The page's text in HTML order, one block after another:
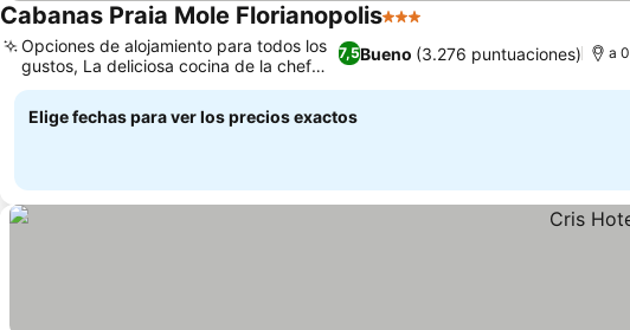
Cabanas Praia Mole Florianopolis3 Estrellas
7,5Bueno (3.276 puntuaciones)
Opciones de alojamiento para todos los
gustos, La deliciosa cocina de la chef
Regina
a
Elige fechas para ver los precios exactos